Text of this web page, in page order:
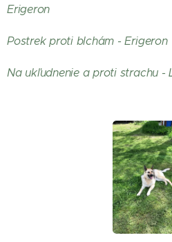
Erigeron
Postrek proti blchám - Erigeron
Na ukľudnenie a proti strachu -